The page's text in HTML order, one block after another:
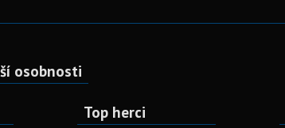
osobnosti
Top herci